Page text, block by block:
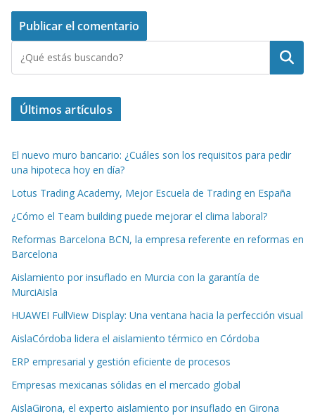
Buscar
Últimos artículos
El nuevo muro bancario: ¿Cuáles son los requisitos para pedir
una hipoteca hoy en día?
Lotus Trading Academy, Mejor Escuela de Trading en España
¿Cómo el Team building puede mejorar el clima laboral?
Reformas Barcelona BCN, la empresa referente en reformas en
Barcelona
Aislamiento por insuflado en Murcia con la garantía de
MurciAisla
HUAWEI FullView Display: Una ventana hacia la perfección visual
AislaCórdoba lidera el aislamiento térmico en Córdoba
ERP empresarial y gestión eficiente de procesos
Empresas mexicanas sólidas en el mercado global
AislaGirona, el experto aislamiento por insuflado en Girona